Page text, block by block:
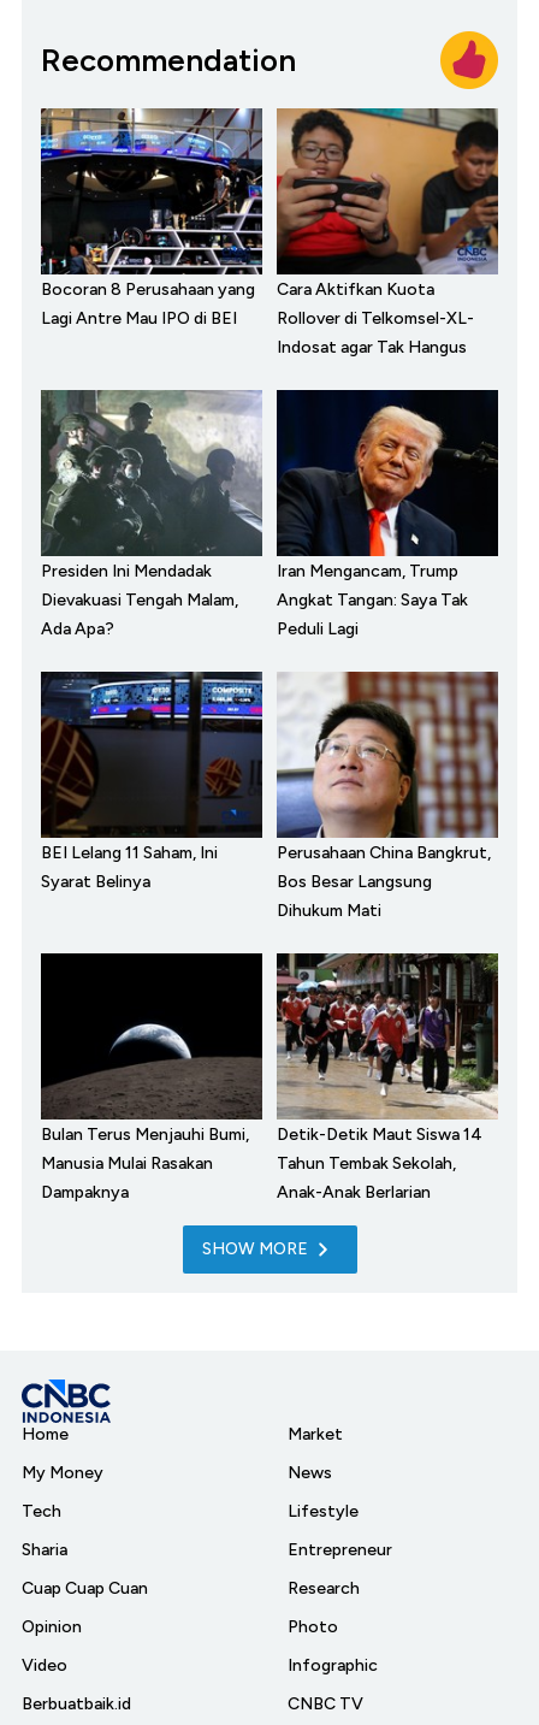
Recommendation
Bocoran 8 Perusahaan yang
Lagi Antre Mau IPO di BEI
Cara Aktifkan Kuota
Rollover di Telkomsel-XL-
Indosat agar Tak Hangus
Presiden Ini Mendadak
Dievakuasi Tengah Malam,
Ada Apa?
Iran Mengancam, Trump
Angkat Tangan: Saya Tak
Peduli Lagi
BEI Lelang 11 Saham, Ini
Syarat Belinya
Perusahaan China Bangkrut,
Bos Besar Langsung
Dihukum Mati
Bulan Terus Menjauhi Bumi,
Manusia Mulai Rasakan
Dampaknya
Detik-Detik Maut Siswa 14
Tahun Tembak Sekolah,
Anak-Anak Berlarian
SHOW MORE
Home
My Money
Tech
Sharia
Cuap Cuap Cuan
Opinion
Video
Berbuatbaik.id
Market
News
Lifestyle
Entrepreneur
Research
Photo
Infographic
CNBC TV